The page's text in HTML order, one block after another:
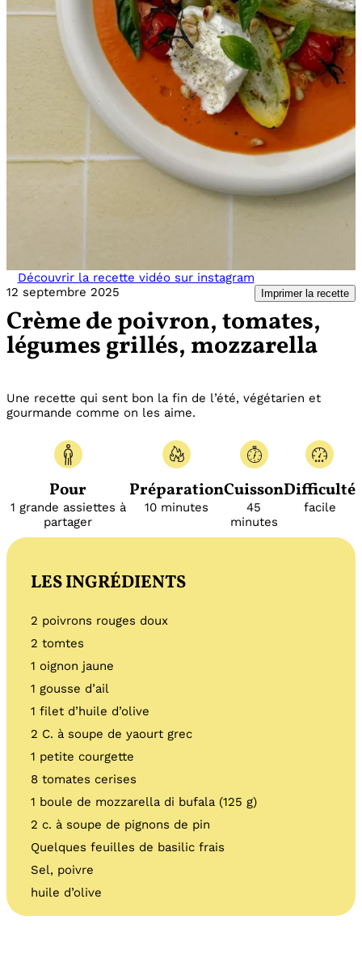
Découvrir la recette vidéo sur instagram
12 septembre 2025
Imprimer la recette
Crème de poivron, tomates,
légumes grillés, mozzarella
Une recette qui sent bon la fin de l’été, végétarien et
gourmande comme on les aime.
Pour
1 grande assiettes à
partager
Préparation
10 minutes
Cuisson
45
minutes
Difficulté
facile
LES INGRÉDIENTS
2 poivrons rouges doux
2 tomtes
1 oignon jaune
1 gousse d’ail
1 filet d’huile d’olive
2 C. à soupe de yaourt grec
1 petite courgette
8 tomates cerises
1 boule de mozzarella di bufala (125 g)
2 c. à soupe de pignons de pin
Quelques feuilles de basilic frais
Sel, poivre
huile d’olive